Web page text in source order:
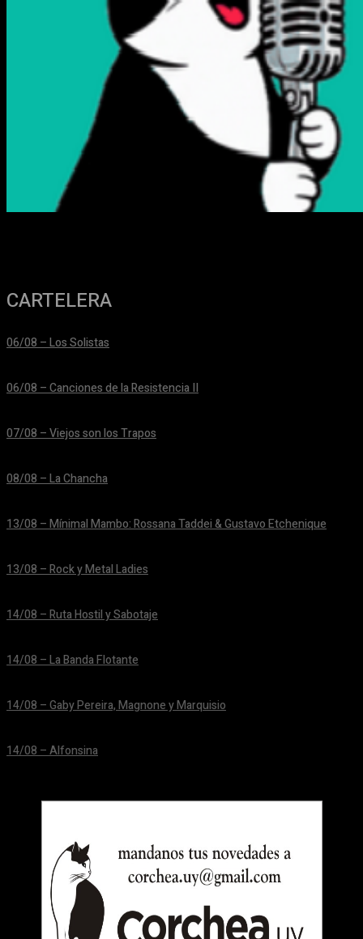
CARTELERA
06/08 – Los Solistas
06/08 – Canciones de la Resistencia II
07/08 – Viejos son los Trapos
08/08 – La Chancha
13/08 – Mínimal Mambo: Rossana Taddei & Gustavo Etchenique
13/08 – Rock y Metal Ladies
14/08 – Ruta Hostil y Sabotaje
14/08 – La Banda Flotante
14/08 – Gaby Pereira, Magnone y Marquisio
14/08 – Alfonsina